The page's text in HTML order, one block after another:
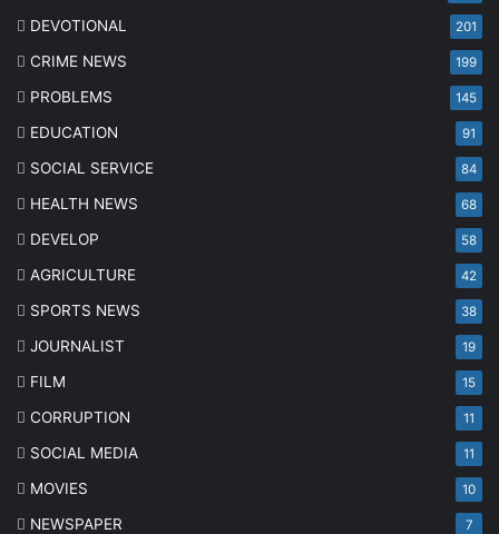
DEVOTIONAL 201
CRIME NEWS 199
PROBLEMS 145
EDUCATION 91
SOCIAL SERVICE 84
HEALTH NEWS 68
DEVELOP 58
AGRICULTURE 42
SPORTS NEWS 38
JOURNALIST 19
FILM 15
CORRUPTION 11
SOCIAL MEDIA 11
MOVIES 10
NEWSPAPER 7